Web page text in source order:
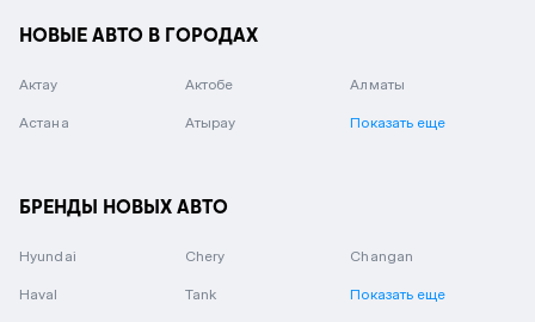
НОВЫЕ АВТО В ГОРОДАХ
Актау Актобе Алматы
Астана Атырау Показать еще
БРЕНДЫ НОВЫХ АВТО
Hyundai Chery Changan
Haval Tank Показать еще